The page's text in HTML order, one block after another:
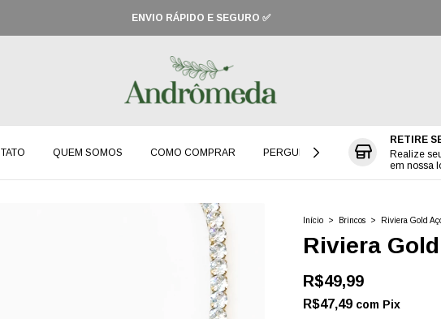
ENVIO RÁPIDO E SEGURO ✅
QUEM SOMOS COMO COMPRAR PERGUNTAS FREQUENTES
RETIRE
Realize
em nossa
Início > Brincos > Riviera Gold
Riviera
R$49,99
R$47,49 com Pix